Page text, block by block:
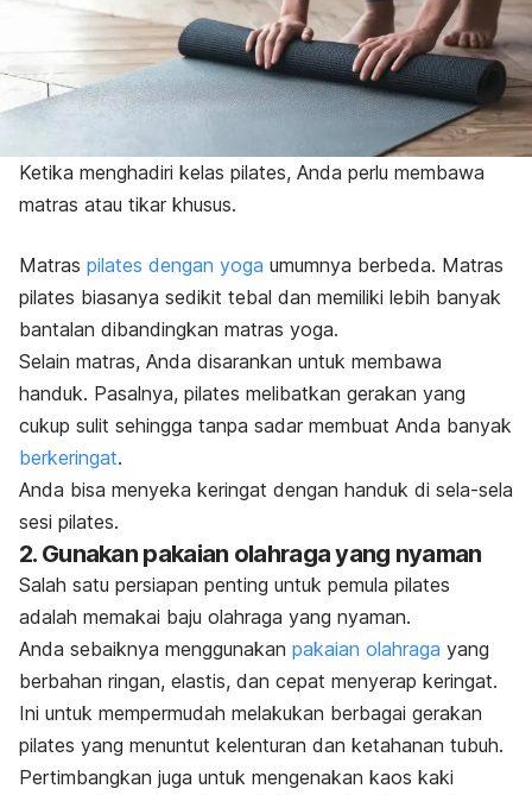
Ketika menghadiri kelas pilates, Anda perlu membawa
matras atau tikar khusus.
Matras pilates dengan yoga umumnya berbeda. Matras
pilates biasanya sedikit tebal dan memiliki lebih banyak
bantalan dibandingkan matras yoga.
Selain matras, Anda disarankan untuk membawa
handuk. Pasalnya, pilates melibatkan gerakan yang
cukup sulit sehingga tanpa sadar membuat Anda banyak
berkeringat.
Anda bisa menyeka keringat dengan handuk di sela-sela
sesi pilates.
2. Gunakan pakaian olahraga yang nyaman
Salah satu persiapan penting untuk pemula pilates
adalah memakai baju olahraga yang nyaman.
Anda sebaiknya menggunakan pakaian olahraga yang
berbahan ringan, elastis, dan cepat menyerap keringat.
Ini untuk mempermudah melakukan berbagai gerakan
pilates yang menuntut kelenturan dan ketahanan tubuh.
Pertimbangkan juga untuk mengenakan kaos kaki